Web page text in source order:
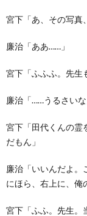
宮下「あ、その写真
廉治「ああ……」
宮下「ふふふ。先生
廉治「……うるさいな
宮下「田代くんの霊
だもん」
廉治「いいんだよ。
にほら、右上に、俺
宮下「ふふ。先生。